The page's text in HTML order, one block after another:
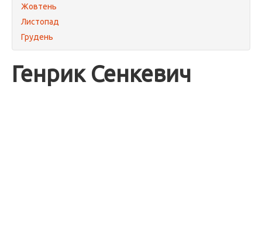
Жовтень
Листопад
Грудень
Генрик Сенкевич